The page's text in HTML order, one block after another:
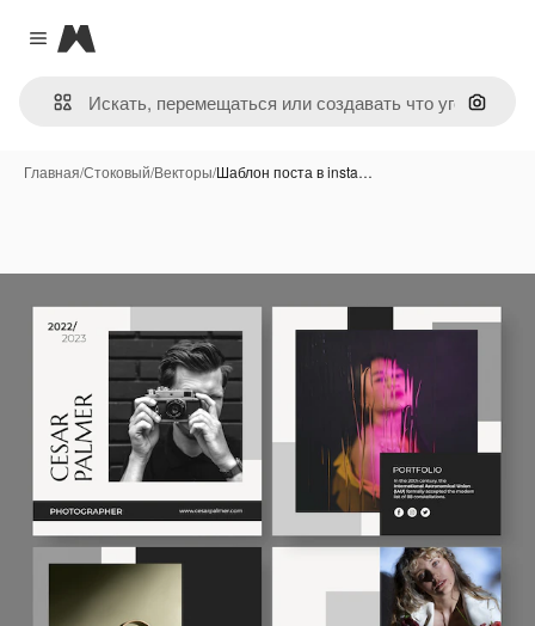
Close menu
Magnific
Поиск
Главная/Стоковый/Векторы/Шаблон поста в insta…